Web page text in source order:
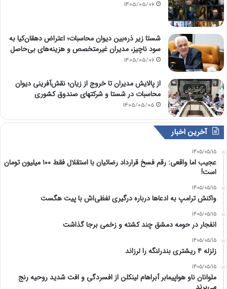
1405/05/06
شستا زیر ذره‌بین دیوان محاسبات؛ اعتراض دهقان‌کیا به
سود ناچیز، مدیران غیرمتخصص و هزینه‌های بی‌حاصل
1405/05/06
از پالایش مدیران تا خروج از زیان؛ نقش‌آفرینی دیوان
محاسبات در شستا و شرکتهای صندوق کشوری
1405/05/05
آخرین اخبار
1405/05/15
عجیب اما واقعی: رقم فسخ قرارداد رضائیان با استقلال فقط ۱۰۰ میلیون تومان
است!
1405/05/15
واکنش ترامپ به ادعاها درباره درگیری لفظی‌اش با پیت هگست
1405/05/15
انفجار در حومه دمشق چند کشته و زخمی برجا گذاشت
1405/05/15
زلزله ۴ ریشتری بندرلنگه را لرزاند
1405/05/15
ملوانان ناو هواپیمابر آبراهام لینکلن از افسردگی و افت شدید روحیه رنج